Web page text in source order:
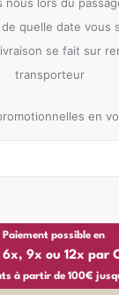
nous lors du
quelle date vous
se fait sur
transporteur
en
Paiement possible en
9x ou 12x par
à partir de 100€